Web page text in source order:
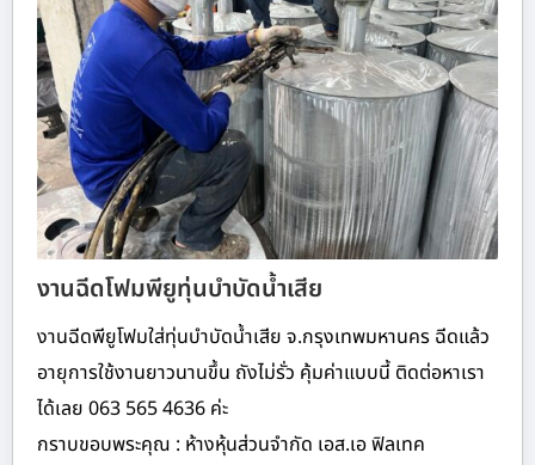
งานฉีดโฟมพียูทุ่นบำบัดน้ำเสีย
งานฉีดพียูโฟมใส่ทุ่นบำบัดน้ำเสีย จ.กรุงเทพมหานคร ฉีดแล้ว
อายุการใช้งานยาวนานขึ้น ถังไม่รั่ว คุ้มค่าแบบนี้ ติดต่อหาเรา
ได้เลย 063 565 4636 ค่ะ
กราบขอบพระคุณ : ห้างหุ้นส่วนจำกัด เอส.เอ ฟิลเทค